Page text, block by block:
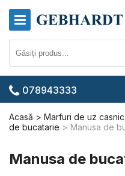
078943333
Acasă Marfuri de uz casnic
de bucatarie
Manusa de
Manusa de